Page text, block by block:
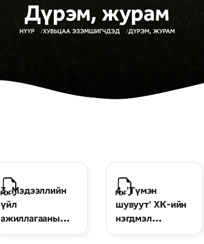
Дүрэм, журам
НҮҮР ХУВЬЦАА ЭЗЭМШИГЧДЭД ДҮРЭМ, ЖУРАМ
3. Мэдээллийн
үйл
ажиллагааны
журам
4. 'Түмэн
шувуут' ХК-ийн
нэгдмэл
сонирхолтой